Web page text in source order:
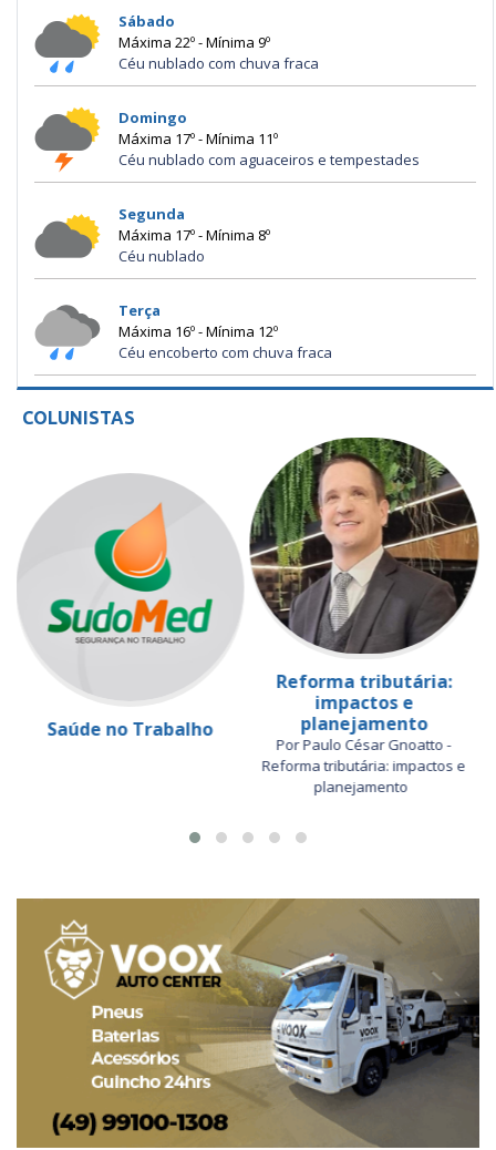
Sábado
Máxima 22º - Mínima 9º
Céu nublado com chuva fraca
Domingo
Máxima 17º - Mínima 11º
Céu nublado com aguaceiros e tempestades
Segunda
Máxima 17º - Mínima 8º
Céu nublado
Terça
Máxima 16º - Mínima 12º
Céu encoberto com chuva fraca
COLUNISTAS
Saúde no Trabalho
Reforma tributária:
impactos e
planejamento
Por Paulo César Gnoatto -
Reforma tributária: impactos e
planejamento